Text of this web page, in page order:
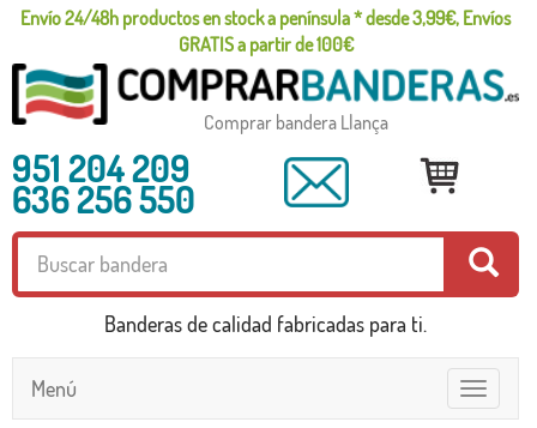
Envío 24/48h productos en stock a península * desde 3,99€, Envíos
GRATIS a partir de 100€
Comprar bandera Llança
951 204 209
636 256 550
Banderas de calidad fabricadas para ti.
Toggle
navigation
Menú